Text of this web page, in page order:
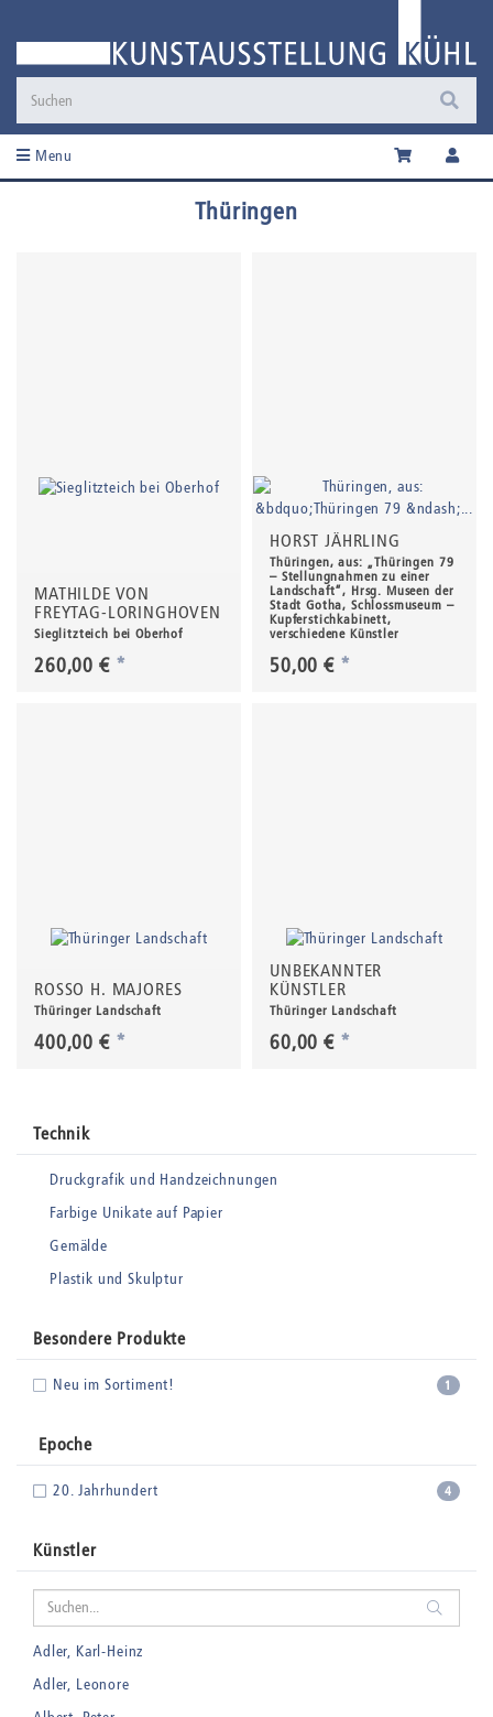
Menu
Thüringen
MATHILDE VON
FREYTAG-LORINGHOVEN
Sieglitzteich bei Oberhof
260,00 € *
HORST JÄHRLING
Thüringen, aus: „Thüringen 79
– Stellungnahmen zu einer
Landschaft“, Hrsg. Museen der
Stadt Gotha, Schlossmuseum –
Kupferstichkabinett,
verschiedene Künstler
50,00 € *
ROSSO H. MAJORES
Thüringer Landschaft
400,00 € *
UNBEKANNTER
KÜNSTLER
Thüringer Landschaft
60,00 € *
Technik
Druckgrafik und Handzeichnungen
Farbige Unikate auf Papier
Gemälde
Plastik und Skulptur
Besondere Produkte
1
Neu im Sortiment!
Epoche
4
20. Jahrhundert
Künstler
Adler, Karl-Heinz
Adler, Leonore